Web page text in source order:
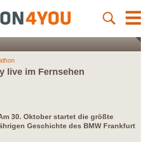
live im Fernsehen
30. Oktober startet die größte
Geschichte des BMW Frankfurt